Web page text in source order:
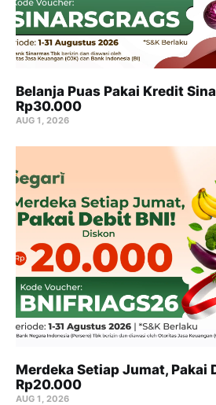
Belanja Puas Pakai Kredit
Rp30.000
AUG 1, 2026
Merdeka Setiap Jumat, Pakai
Rp20.000
AUG 1, 2026